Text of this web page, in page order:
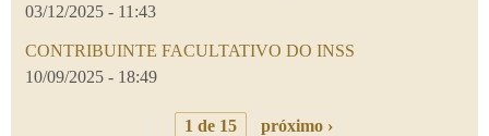
03/12/2025 - 11:43
CONTRIBUINTE FACULTATIVO DO INSS
10/09/2025 - 18:49
1 de 15
próximo ›